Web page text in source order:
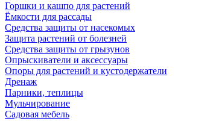
Горшки и кашпо для растений
Ёмкости для рассады
Средства защиты от насекомых
Защита растений от болезней
Средства защиты от грызунов
Опрыскиватели и аксессуары
Опоры для растений и кустодержатели
Дренаж
Парники, теплицы
Мульчирование
Садовая мебель